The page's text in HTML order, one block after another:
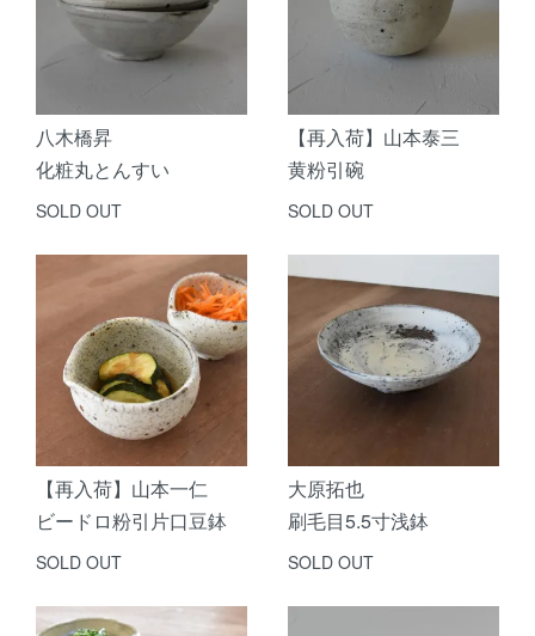
八木橋昇
化粧丸とんすい
SOLD OUT
【再入荷】山本泰三
黄粉引碗
SOLD OUT
【再入荷】山本一仁
ビードロ粉引片口豆鉢
SOLD OUT
大原拓也
刷毛目5.5寸浅鉢
SOLD OUT